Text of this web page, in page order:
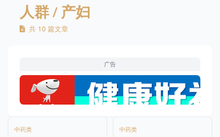
人群/ 产妇
共 10 篇文章
广告
中药类 中药类